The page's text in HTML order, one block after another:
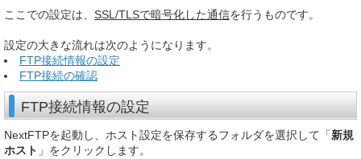
ここでの設定は、 SSL/TLSで暗号化した通信を行うものです。
設定の大きな流れは次のようになります。
FTP接続情報の設定
FTP接続の確認
FTP接続情報の設定
NextFTPを起動し、ホスト設定を保存するフォルダを選択して「新規
ホスト 」をクリックします。